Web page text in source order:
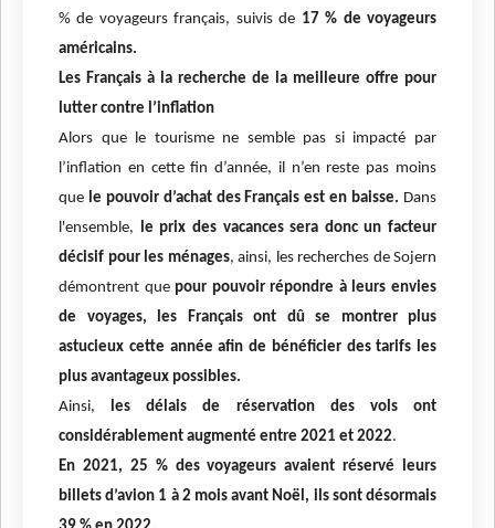
% de voyageurs français, suivis de 17 % de voyageurs
américains.
Les Français à la recherche de la meilleure offre pour
lutter contre l’inflation
Alors que le tourisme ne semble pas si impacté par
l’inflation en cette fin d’année, il n’en reste pas moins
que le pouvoir d’achat des Français est en baisse. Dans
l'ensemble, le prix des vacances sera donc un facteur
décisif pour les ménages, ainsi, les recherches de Sojern
démontrent que pour pouvoir répondre à leurs envies
de voyages, les Français ont dû se montrer plus
astucieux cette année afin de bénéficier des tarifs les
plus avantageux possibles.
Ainsi, les délais de réservation des vols ont
considérablement augmenté entre 2021 et 2022.
En 2021, 25 % des voyageurs avaient réservé leurs
billets d’avion 1 à 2 mois avant Noël, ils sont désormais